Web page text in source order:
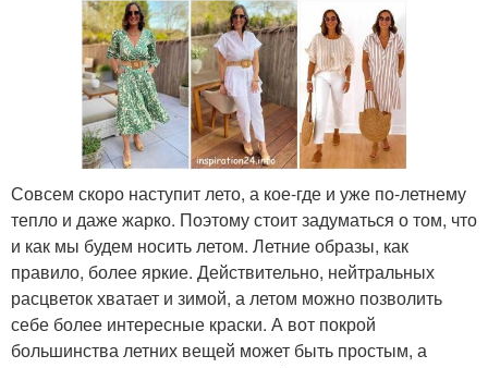
Совсем скоро наступит лето, а кое-где и уже по-летнему
тепло и даже жарко. Поэтому стоит задуматься о том, что
и как мы будем носить летом. Летние образы, как
правило, более яркие. Действительно, нейтральных
расцветок хватает и зимой, а летом можно позволить
себе более интересные краски. А вот покрой
большинства летних вещей может быть простым, а